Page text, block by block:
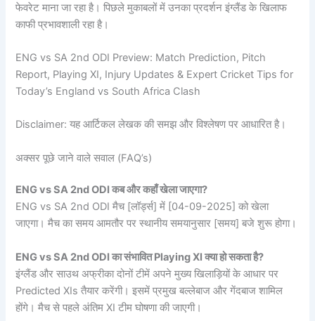
फेवरेट माना जा रहा है। पिछले मुकाबलों में उनका प्रदर्शन इंग्लैंड के खिलाफ
काफी प्रभावशाली रहा है।
ENG vs SA 2nd ODI Preview: Match Prediction, Pitch
Report, Playing XI, Injury Updates & Expert Cricket Tips for
Today’s England vs South Africa Clash
Disclaimer: यह आर्टिकल लेखक की समझ और विश्लेषण पर आधारित है।
अक्सर पूछे जाने वाले सवाल (FAQ’s)
ENG vs SA 2nd ODI कब और कहाँ खेला जाएगा?
ENG vs SA 2nd ODI मैच [लॉर्ड्स] में [04-09-2025] को खेला
जाएगा। मैच का समय आमतौर पर स्थानीय समयानुसार [समय] बजे शुरू होगा।
ENG vs SA 2nd ODI का संभावित Playing XI क्या हो सकता है?
इंग्लैंड और साउथ अफ्रीका दोनों टीमें अपने मुख्य खिलाड़ियों के आधार पर
Predicted XIs तैयार करेंगी। इसमें प्रमुख बल्लेबाज और गेंदबाज शामिल
होंगे। मैच से पहले अंतिम XI टीम घोषणा की जाएगी।